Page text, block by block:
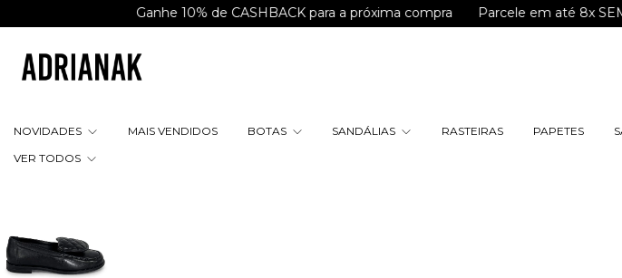
Ganhe 10% de CASHBACK para a próxima compra Parcele em até 8x SEM JUROS
NOVIDADES MAIS VENDIDOS BOTAS SANDÁLIAS RASTEIRAS PAPETES
VER TODOS